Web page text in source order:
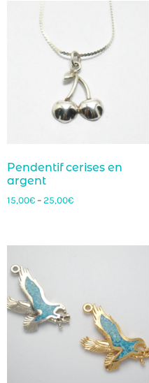
Pendentif cerises en
argent
15,00€–25,00€